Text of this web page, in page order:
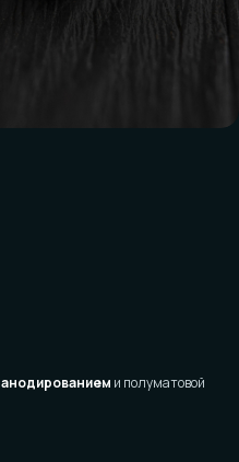
анодированием и полуматовой